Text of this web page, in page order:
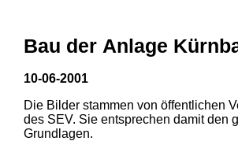
Bau der Anlage
10-06-2001
Die Bilder stammen von öffentlichen
des SEV. Sie entsprechen damit den
Grundlagen.